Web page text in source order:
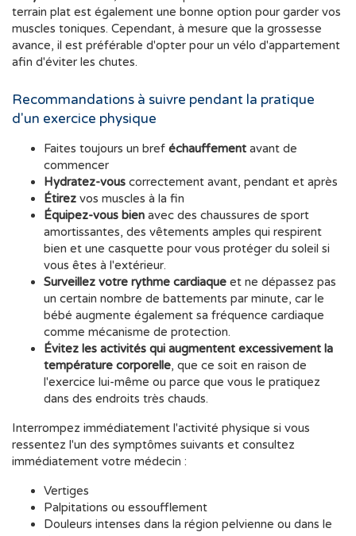
terrain plat est également une bonne option pour garder vos
muscles toniques. Cependant, à mesure que la grossesse
avance, il est préférable d'opter pour un vélo d'appartement
afin d'éviter les chutes.
Recommandations à suivre pendant la pratique
d'un exercice physique
Faites toujours un bref échauffement avant de
commencer
Hydratez-vous correctement avant, pendant et après
Étirez vos muscles à la fin
Équipez-vous bien avec des chaussures de sport
amortissantes, des vêtements amples qui respirent
bien et une casquette pour vous protéger du soleil si
vous êtes à l'extérieur.
Surveillez votre rythme cardiaque et ne dépassez pas
un certain nombre de battements par minute, car le
bébé augmente également sa fréquence cardiaque
comme mécanisme de protection.
Évitez les activités qui augmentent excessivement la
température corporelle, que ce soit en raison de
l'exercice lui-même ou parce que vous le pratiquez
dans des endroits très chauds.
Interrompez immédiatement l'activité physique si vous
ressentez l'un des symptômes suivants et consultez
immédiatement votre médecin :
Vertiges
Palpitations ou essoufflement
Douleurs intenses dans la région pelvienne ou dans le